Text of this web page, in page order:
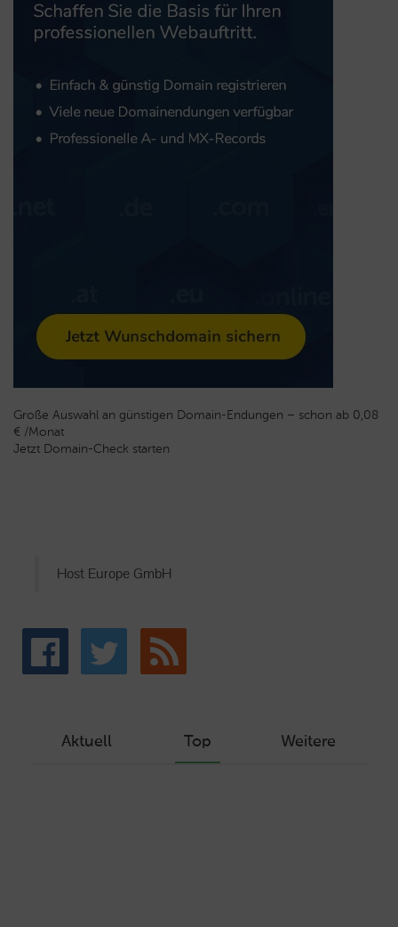
Große Auswahl an günstigen Domain-Endungen – schon ab 0,08
€ /Monat
Jetzt Domain-Check starten
Host Europe GmbH
Aktuell Top Weitere